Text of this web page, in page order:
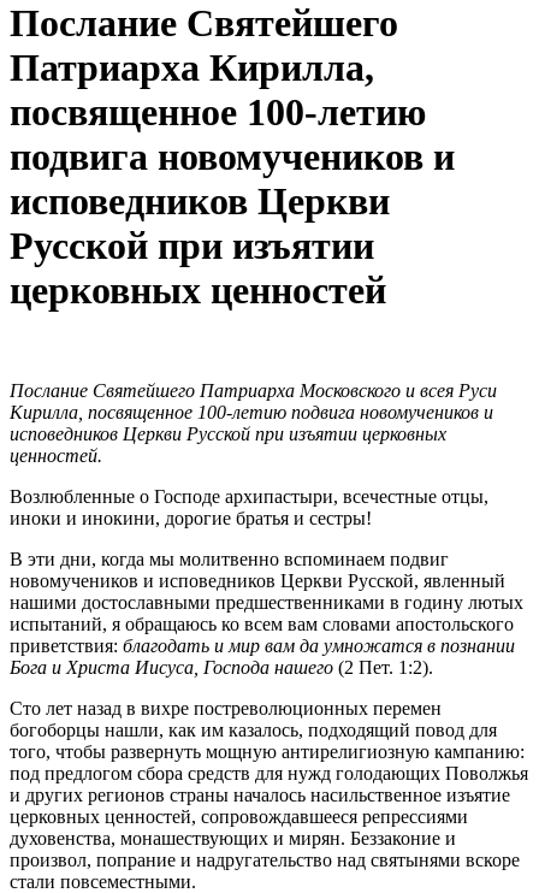
Послание Святейшего
Патриарха Кирилла,
посвященное 100-летию
подвига новомучеников и
исповедников Церкви
Русской при изъятии
церковных ценностей
Послание Святейшего Патриарха Московского и всея Руси
Кирилла, посвященное 100-летию подвига новомучеников и
исповедников Церкви Русской при изъятии церковных
ценностей.
Возлюбленные о Господе архипастыри, всечестные отцы,
иноки и инокини, дорогие братья и сестры!
В эти дни, когда мы молитвенно вспоминаем подвиг
новомучеников и исповедников Церкви Русской, явленный
нашими достославными предшественниками в годину лютых
испытаний, я обращаюсь ко всем вам словами апостольского
приветствия: благодать и мир вам да умножатся в познании
Бога и Христа Иисуса, Господа нашего (2 Пет. 1:2).
Сто лет назад в вихре постреволюционных перемен
богоборцы нашли, как им казалось, подходящий повод для
того, чтобы развернуть мощную антирелигиозную кампанию:
под предлогом сбора средств для нужд голодающих Поволжья
и других регионов страны началось насильственное изъятие
церковных ценностей, сопровождавшееся репрессиями
духовенства, монашествующих и мирян. Беззаконие и
произвол, попрание и надругательство над святынями вскоре
стали повсеместными.